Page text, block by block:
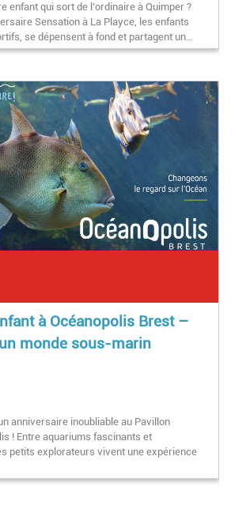
enfant qui sort de l’ordinaire à Quimper ?
Sensation à La Playce, les enfants
se dépensent à fond et partagent un…
à Océanopolis Brest –
monde sous-marin
anniversaire inoubliable au Pavillon
! Entre aquariums fascinants et
petits explorateurs vivent une expérience